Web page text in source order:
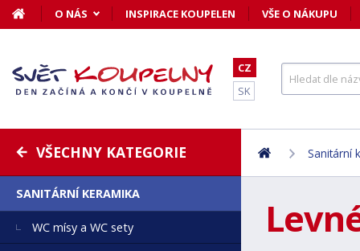
O NÁS INSPIRACE KOUPELEN VŠE O NÁKUPU
CZ
SK
Sanitární
VŠECHNY KATEGORIE
SANITÁRNÍ KERAMIKA
WC mísy a WC sety